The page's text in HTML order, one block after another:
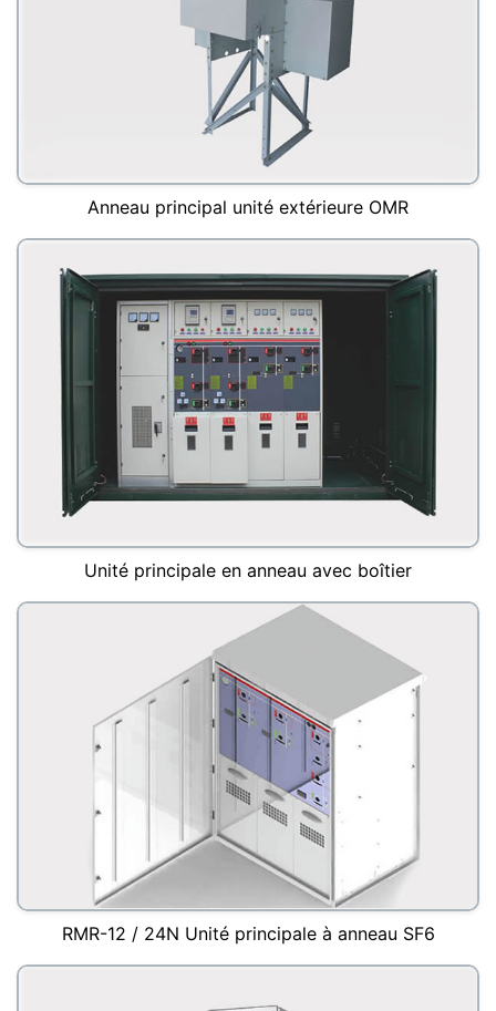
Anneau principal unité extérieure OMR
Unité principale en anneau avec boîtier
RMR-12 / 24N Unité principale à anneau SF6